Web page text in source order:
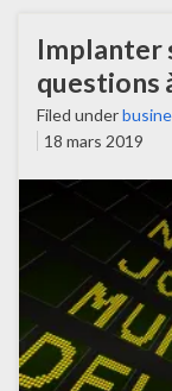
Implanter
questions
Filed under
18 mars 2019